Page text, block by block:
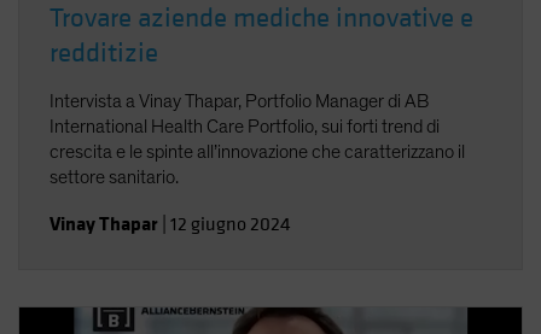
Trovare aziende mediche innovative e
redditizie
Intervista a Vinay Thapar, Portfolio Manager di AB
International Health Care Portfolio, sui forti trend di
crescita e le spinte all’innovazione che caratterizzano il
settore sanitario.
Vinay Thapar 12 giugno 2024